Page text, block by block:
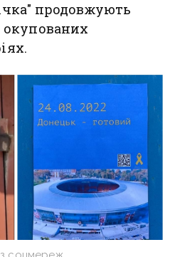
продовжують
окупованих